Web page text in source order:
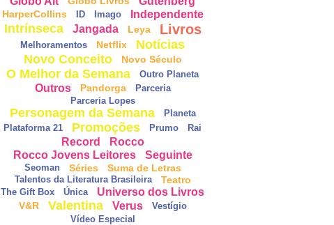
HarperCollins ID Imago Independente
Intrínseca Jangada Leya Livros
Melhoramentos Netflix
Notícias
Novo Conceito
Novo Século
O Melhor da Semana Outro Planeta
Outros Pandorga
Parceria
Parceria Lopes
Personagem da Semana
Planeta
Plataforma 21
Promoções Prumo Rai
Record
Rocco
Rocco Jovens Leitores
Seguinte
Seoman Séries Suma de Letras
Talentos da Literatura Brasileira Teatro
The Gift Box Única Universo dos Livros
V&R Valentina Verus
Vestígio
Vídeo Especial